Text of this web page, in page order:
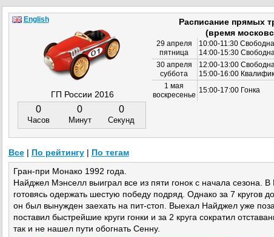
Гран-при Монако 1992 года.
Найджел Мэнселл выиграл все из пяти гонок с начала сезона.
готовясь одержать шестую победу подряд. Однако за 7 кругов
он был вынужден заехать на пит-стоп. Выехал Найджел уже
поставил быстрейшие круги гонки и за 2 круга сократил
так и не нашел пути обогнать Сенну.
ГП России 2016
0
Часов
0
Минут
0
Секунд
Расписание прямых
(время
29 апреля
пятница
10:00-11:30
14:00-15:30
30 апреля
суббота
12:00-13:00
15:00-16:00
1 мая
воскресенье
15:00-17:00 Гонка
English
Все| По рейтингу| По тегам